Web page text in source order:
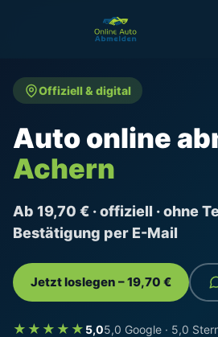
Offiziell & digital
Auto online
Achern
Ab 19,70 € · offiziell · ohne
Bestätigung per E-Mail
Jetzt loslegen – 19,70 €
★★★★★ 5,05,0 Google · 5,0